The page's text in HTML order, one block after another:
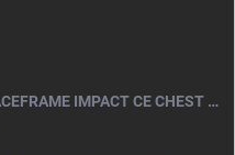
DETSKÝ CHRÁNIČ - FOX YOUTH RACEFRAME IMPACT CE CHEST GUARD